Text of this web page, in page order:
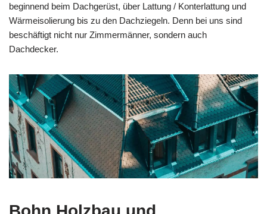
beginnend beim Dachgerüst, über Lattung / Konterlattung und
Wärmeisolierung bis zu den Dachziegeln. Denn bei uns sind
beschäftigt nicht nur Zimmermänner, sondern auch
Dachdecker.